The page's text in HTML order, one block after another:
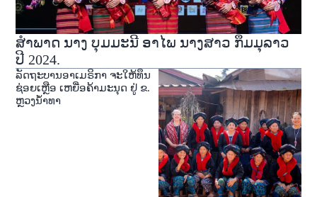
ສໍາພາດ ນາງ ບຸມມະນີ ອາໄພ ນາງສາວ ກຶມມຸລາວ
ປີ 2024.
ລັດຖະບານອາເມຣິກາ ຈະໃຫ້ທຶນ
ຊ່ອຍເຫຼືອ ເຫຍື່ອຄ້າມະນຸດ ຢູ່ ຂ.
ຫຼວງນໍ້າທາ